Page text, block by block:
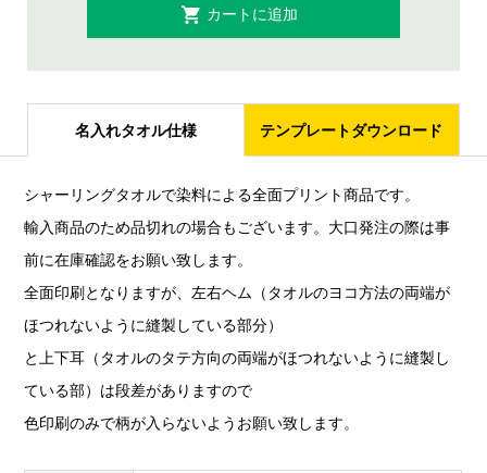
名入れタオル仕様 テンプレートダウンロード
シャーリングタオルで染料による全面プリント商品です。
輸入商品のため品切れの場合もございます。大口発注の際は事
前に在庫確認をお願い致します。
全面印刷となりますが、左右ヘム（タオルのヨコ方法の両端が
ほつれないように縫製している部分）
と上下耳（タオルのタテ方向の両端がほつれないように縫製し
ている部）は段差がありますので
色印刷のみで柄が入らないようお願い致します。